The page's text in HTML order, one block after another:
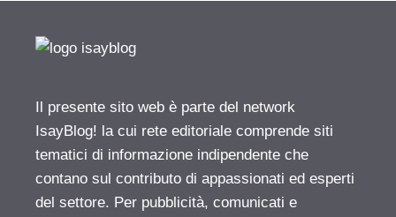
Il presente sito web è parte del network
IsayBlog! la cui rete editoriale comprende siti
tematici di informazione indipendente che
contano sul contributo di appassionati ed esperti
del settore. Per pubblicità, comunicati e